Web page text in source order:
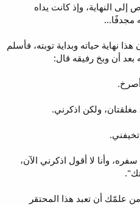
النهاية، وإذ كانت يداه
مجدفًا...
نهاية حياته وبداية توبته، فأسلم
بعد أن وبخ رفيقه قال:
ولكن اذكرني.
تخيفني.
وأنا لا أقول اذكرني الآن،
من علمّك أن تعبد هذا المحتقر